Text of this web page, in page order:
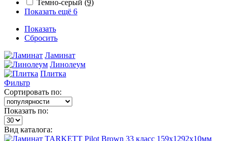
Темно-серый (9)
Показать ещё 6
Показать
Сбросить
Ламинат
Линолеум
Плитка
Фильтр
Сортировать по:
Показать по:
Вид каталога: